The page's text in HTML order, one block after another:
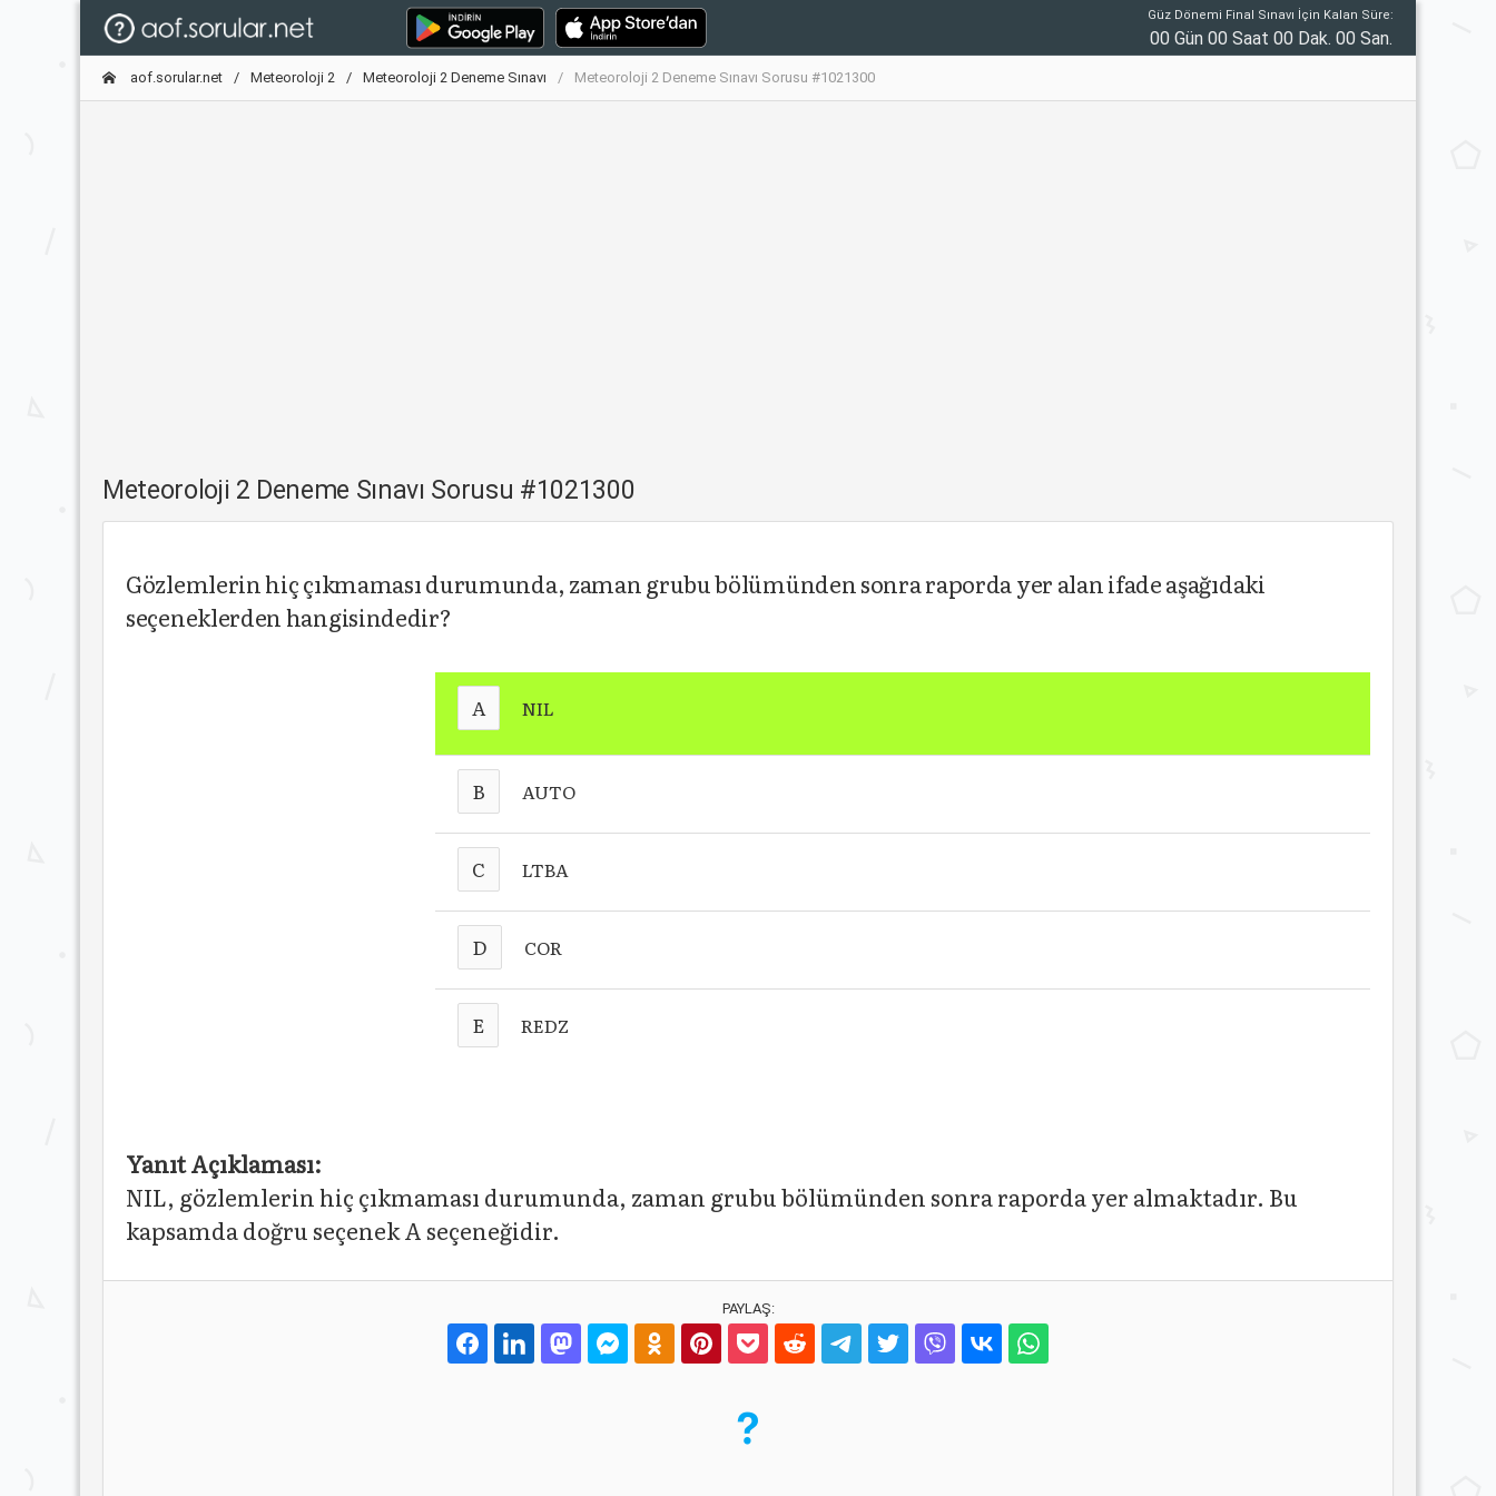
Güz Dönemi Final Sınavı İçin Kalan Süre:
00 Gün 00 Saat 00 Dak. 00 San.
aof.sorular.net Meteoroloji 2 Meteoroloji 2 Deneme Sınavı Meteoroloji 2 Deneme Sınavı Sorusu #1021300
Meteoroloji 2 Deneme Sınavı Sorusu #1021300
Gözlemlerin hiç çıkmaması durumunda, zaman grubu bölümünden sonra raporda yer alan ifade aşağıdaki
seçeneklerden hangisindedir?
A NIL
B AUTO
C LTBA
D COR
E REDZ
Yanıt Açıklaması:
NIL, gözlemlerin hiç çıkmaması durumunda, zaman grubu bölümünden sonra raporda yer almaktadır. Bu
kapsamda doğru seçenek A seçeneğidir.
PAYLAŞ: